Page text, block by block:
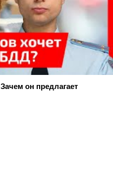
он предлагает